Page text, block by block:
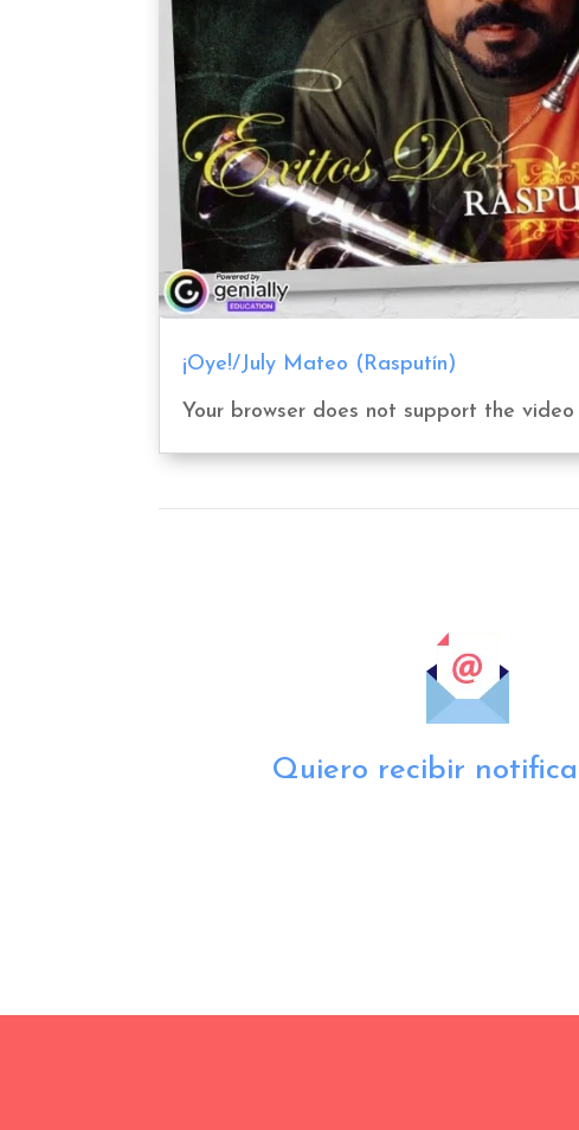
¡Oye!/July Mateo (Rasputín)
Your browser does not support the
Quiero recibir